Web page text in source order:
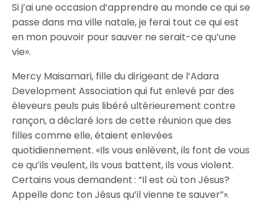
Si j’ai une occasion d’apprendre au monde ce qui se
passe dans ma ville natale, je ferai tout ce qui est
en mon pouvoir pour sauver ne serait-ce qu’une
vie».
Mercy Maisamari, fille du dirigeant de l’Adara
Development Association qui fut enlevé par des
éleveurs peuls puis libéré ultérieurement contre
rançon, a déclaré lors de cette réunion que des
filles comme elle, étaient enlevées
quotidiennement. «Ils vous enlèvent, ils font de vous
ce qu’ils veulent, ils vous battent, ils vous violent.
Certains vous demandent : “Il est où ton Jésus?
Appelle donc ton Jésus qu’il vienne te sauver”».